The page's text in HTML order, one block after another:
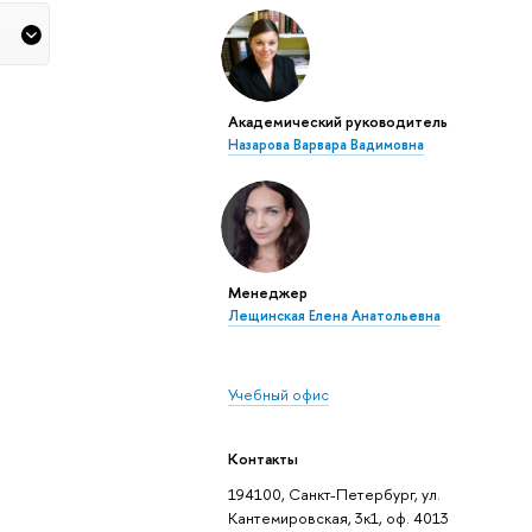
Академический руководитель
Назарова Варвара Вадимовна
Менеджер
Лещинская Елена Анатольевна
Учебный офис
Контакты
194100, Санкт-Петербург, ул.
Кантемировская, 3к1, оф. 4013